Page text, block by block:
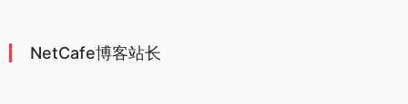
NetCafe博客站长